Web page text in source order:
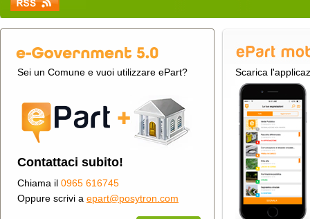
Sei un Comune e vuoi utilizzare ePart?
Contattaci subito!
Chiama il 0965 616745
Oppure scrivi a epart@posytron.com
Scarica